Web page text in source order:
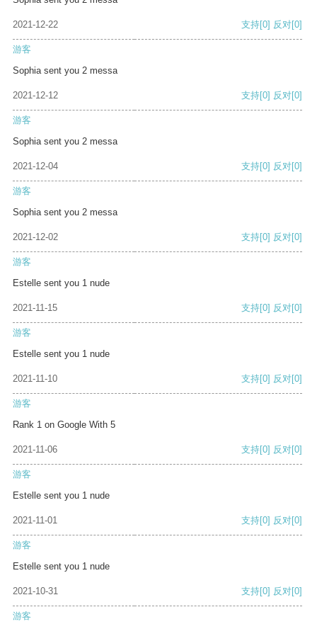
2021-12-22 支持[0] 反对[0]
游客
Sophia sent you 2 messa
2021-12-12 支持[0] 反对[0]
游客
Sophia sent you 2 messa
2021-12-04 支持[0] 反对[0]
游客
Sophia sent you 2 messa
2021-12-02 支持[0] 反对[0]
游客
Estelle sent you 1 nude
2021-11-15 支持[0] 反对[0]
游客
Estelle sent you 1 nude
2021-11-10 支持[0] 反对[0]
游客
Rank 1 on Google With 5
2021-11-06 支持[0] 反对[0]
游客
Estelle sent you 1 nude
2021-11-01 支持[0] 反对[0]
游客
Estelle sent you 1 nude
2021-10-31 支持[0] 反对[0]
游客